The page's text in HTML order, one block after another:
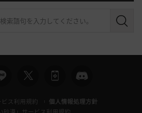
検
ビス利用規約
個人情報処理方針